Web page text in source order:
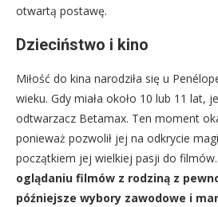
otwartą postawę.
Dzieciństwo i kino
Miłość do kina narodziła się u
wieku. Gdy miała około 10 lub 11 lat,
odtwarzacz Betamax. Ten moment
ponieważ pozwolił jej na odkrycie
początkiem jej wielkiej pasji do filmów.
oglądaniu filmów z rodziną z
późniejsze wybory zawodowe i